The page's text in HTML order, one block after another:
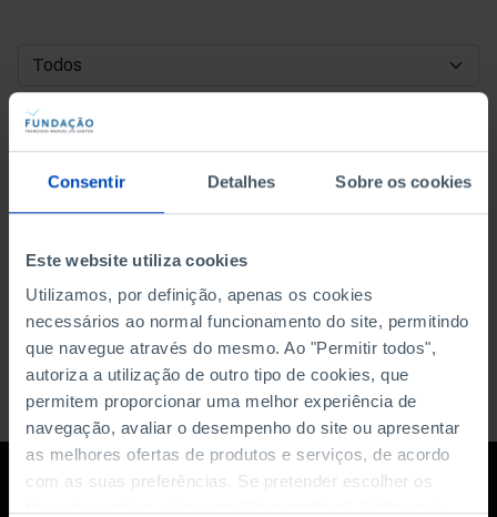
Consentir Detalhes Sobre os cookies
Este website utiliza cookies
Utilizamos, por definição, apenas os cookies
necessários ao normal funcionamento do site, permitindo
que navegue através do mesmo. Ao "Permitir todos",
autoriza a utilização de outro tipo de cookies, que
permitem proporcionar uma melhor experiência de
navegação, avaliar o desempenho do site ou apresentar
as melhores ofertas de produtos e serviços, de acordo
com as suas preferências. Se pretender escolher os
DATA DE INÍCIO
DATA DE FIM